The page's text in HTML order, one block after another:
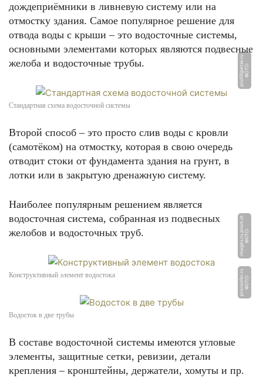
дождеприёмники в ливневую систему или на
отмостку здания. Самое популярное решение для
отвода воды с крыши – это водосточные системы,
основными элементами которых являются подвесные
желоба и водосточные трубы.
Ф
О
Т
О:
p
r
o
filli
p
e
t
s
k.
r
u
Стандартная схема водосточной системы
Второй способ – это просто слив воды с кровли
(самотёком) на отмостку, которая в свою очередь
отводит стоки от фундамента здания на грунт, в
лотки или в закрытую дренажную систему.
Наиболее популярным решением является
водосточная система, собранная из подвесных
желобов и водосточных труб.
Ф
О
Т
О:
i
m
a
g
e
s.
r
u.
p
r
o
m.
s
t
Конструктивный элемент водостока Ф
О
Т
О:
p
r
o
r
o
o
f
e
r.
r
u
Водосток в две трубы
В составе водосточной системы имеются угловые
элементы, защитные сетки, ревизии, детали
крепления – кронштейны, держатели, хомуты и пр.